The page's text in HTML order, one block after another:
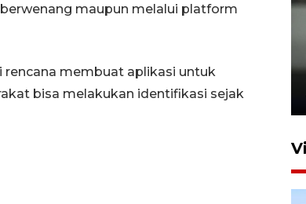
maupun melalui platform
rencana membuat aplikasi untuk
bisa melakukan identifikasi sejak
terluas di Indonesia
22 Juli 2026 10:51